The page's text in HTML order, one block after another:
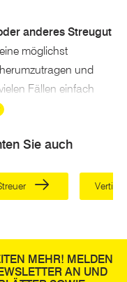
anderes Streugut
möglichst
und
Fällen einfach
wenn Sie nur
mit dem Streuer
Sie die Klappe und
So können Sie mit
wirklich
Sie auch
MEHR! MELDEN
AN UND